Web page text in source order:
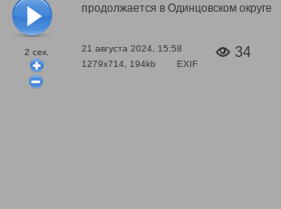
2 сек.
продолжается в Одинцовском округе
21 августа 2024, 15:58
1279x714, 194kb
EXIF
34